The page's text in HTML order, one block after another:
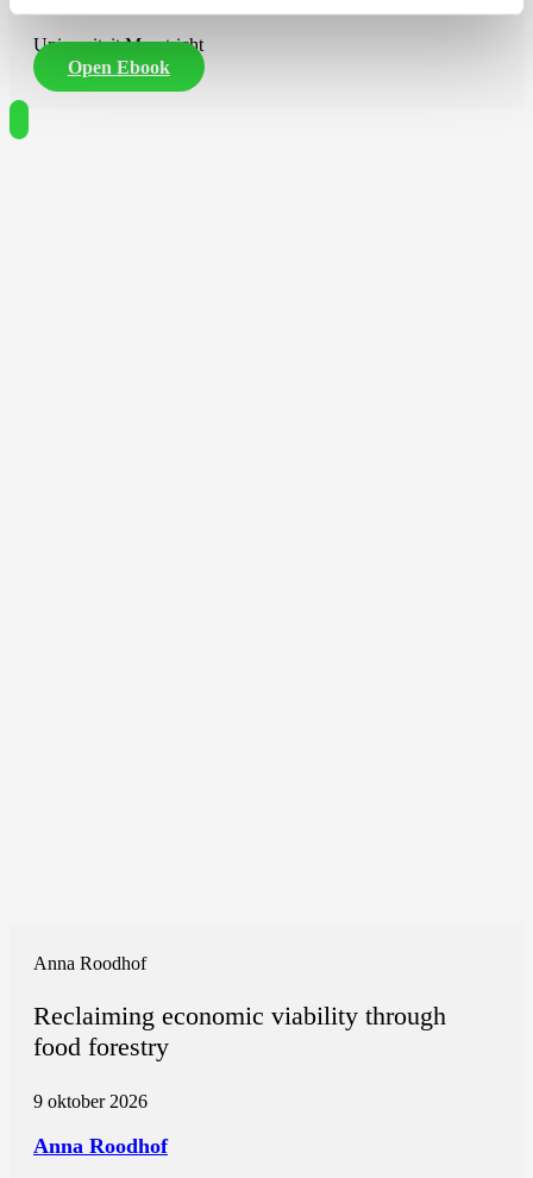
Universiteit Maastricht
Open Ebook
Anna Roodhof
Reclaiming economic viability through
food forestry
9 oktober 2026
Anna Roodhof